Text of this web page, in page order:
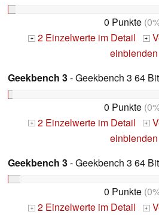
0 Punkte
+ 2 Einzelwerte im Detail +
einblenden
Geekbench 3- Geekbench 3 64
0 Punkte
+ 2 Einzelwerte im Detail +
einblenden
Geekbench 3- Geekbench 3 64
0 Punkte
+ 2 Einzelwerte im Detail +